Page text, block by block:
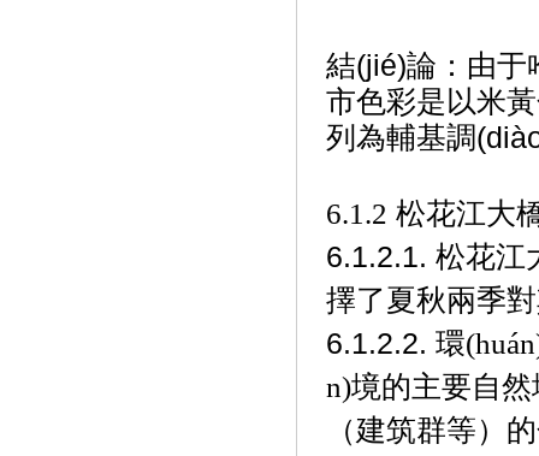
結(jié)論：由于
市色彩是以米黃
列為輔基調
6.1.2 松花江大
6.1.2.1. 松花江
擇了夏秋兩季對
6.1.2.2. 環
n)境的主要自然地
（建筑群等）